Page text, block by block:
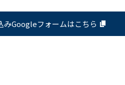
みGoogleフォームはこちら